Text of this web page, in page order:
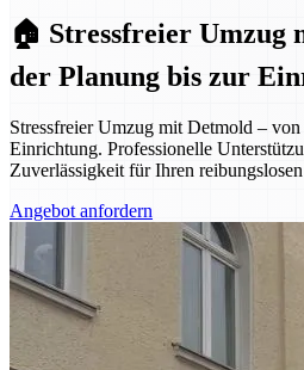
🏠 Stressfreier Umzug
der Planung bis zur
Stressfreier Umzug mit Detmold –
Einrichtung. Professionelle
Zuverlässigkeit für Ihren
Angebot anfordern